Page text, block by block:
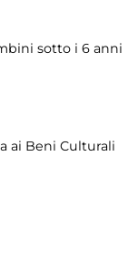
sotto i 6 anni
ai Beni Culturali